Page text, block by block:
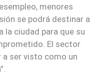
menores
se podrá destinar a
la ciudad para que su
El sector
a ser visto como un